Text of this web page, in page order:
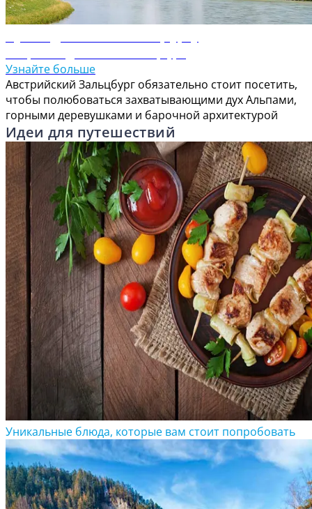
Узнайте больше
Австрийский Зальцбург обязательно стоит посетить,
чтобы полюбоваться захватывающими дух Альпами,
горными деревушками и барочной архитектурой
Идеи для путешествий
Уникальные блюда, которые вам стоит попробовать